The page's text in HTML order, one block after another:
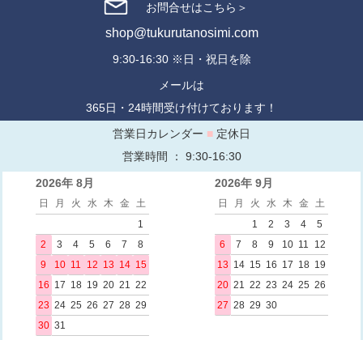
お問合せはこちら＞
shop@tukurutanosimi.com
9:30-16:30 ※日・祝日を除
メールは
365日・24時間受け付けております！
営業日カレンダー ■ 定休日
営業時間 ： 9:30-16:30
2026年 8月
日 月 火 水 木 金
土
1
2
3 4 5 6 7
8
9
10 11 12 13 14 15
16 17 18 19 20 21 22
23 24 25 26 27 28 29
30 31
2026年 9月
日 月 火 水 木 金
土
1
2 3 4
5
6
7 8 9 10 11
12
13 14 15 16 17 18 19
20 21 22 23 24 25 26
27 28 29 30